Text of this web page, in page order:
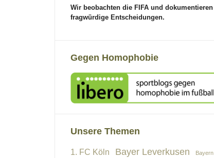
Wir beobachten die FIFA und dokumentieren
fragwürdige Entscheidungen.
Gegen Homophobie
Unsere Themen
1. FC Köln Bayer Leverkusen Bayern